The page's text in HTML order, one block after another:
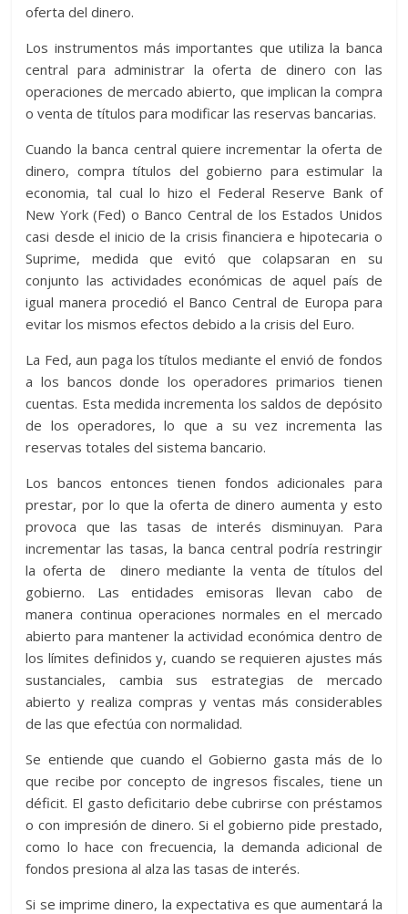
oferta del dinero.
Los instrumentos más importantes que utiliza la banca
central para administrar la oferta de dinero con las
operaciones de mercado abierto, que implican la compra
o venta de títulos para modificar las reservas bancarias.
Cuando la banca central quiere incrementar la oferta de
dinero, compra títulos del gobierno para estimular la
economia, tal cual lo hizo el Federal Reserve Bank of
New York (Fed) o Banco Central de los Estados Unidos
casi desde el inicio de la crisis financiera e hipotecaria o
Suprime, medida que evitó que colapsaran en su
conjunto las actividades económicas de aquel país de
igual manera procedió el Banco Central de Europa para
evitar los mismos efectos debido a la crisis del Euro.
La Fed, aun paga los títulos mediante el envió de fondos
a los bancos donde los operadores primarios tienen
cuentas. Esta medida incrementa los saldos de depósito
de los operadores, lo que a su vez incrementa las
reservas totales del sistema bancario.
Los bancos entonces tienen fondos adicionales para
prestar, por lo que la oferta de dinero aumenta y esto
provoca que las tasas de interés disminuyan. Para
incrementar las tasas, la banca central podría restringir
la oferta de dinero mediante la venta de títulos del
gobierno. Las entidades emisoras llevan cabo de
manera continua operaciones normales en el mercado
abierto para mantener la actividad económica dentro de
los límites definidos y, cuando se requieren ajustes más
sustanciales, cambia sus estrategias de mercado
abierto y realiza compras y ventas más considerables
de las que efectúa con normalidad.
Se entiende que cuando el Gobierno gasta más de lo
que recibe por concepto de ingresos fiscales, tiene un
déficit. El gasto deficitario debe cubrirse con préstamos
o con impresión de dinero. Si el gobierno pide prestado,
como lo hace con frecuencia, la demanda adicional de
fondos presiona al alza las tasas de interés.
Si se imprime dinero, la expectativa es que aumentará la